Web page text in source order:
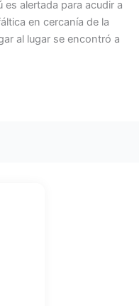
alertada para acudir a
en cercanía de la
al lugar se encontró a